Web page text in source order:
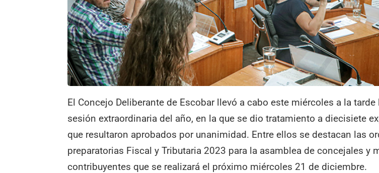
El Concejo Deliberante de Escobar llevó a cabo este miércoles a la tarde
sesión extraordinaria del año, en la que se dio tratamiento a diecisiete
que resultaron aprobados por unanimidad. Entre ellos se destacan las
preparatorias Fiscal y Tributaria 2023 para la asamblea de concejales y
contribuyentes que se realizará el próximo miércoles 21 de diciembre.